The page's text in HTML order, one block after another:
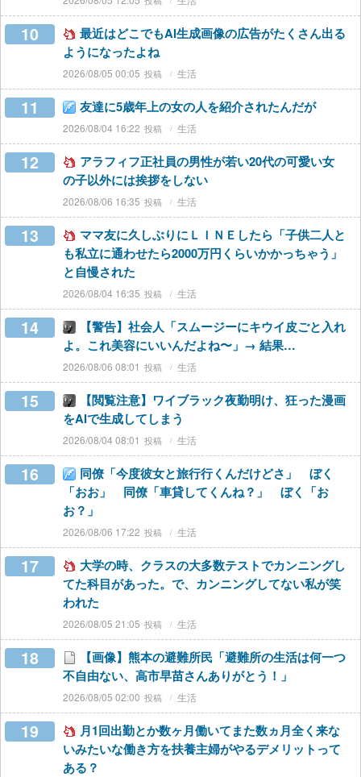
10
最近はどこでもAI生成画像の広告がたくさん出る
ようになったよね
2026/08/05 00:05 生活
11 友達に5歳年上の女の人を紹介されたんだが
2026/08/04 16:22 生活
12
アラフィフ正社員の男性が若い20代の可愛い女
の子以外には挨拶をしない
2026/08/06 16:35 生活
13
ママ友に久しぶりにＬＩＮＥしたら「子供二人と
も私立に通わせたら2000万円くらいかかっちゃう」
と自慢された
2026/08/04 16:35 生活
14
【警告】社会人「スムージーにキウイ皮ごと入れ
よ。これ美容にいいんだよね〜」→ 結果…
2026/08/06 08:01 生活
15
【閲覧注意】ワイブラック夜勤明け、狂った漫画
をAIで生成してしまう
2026/08/04 08:01 生活
16
同僚「今度彼女と旅行行くんだけどさ」 ぼく
「おお」 同僚「車貸してくんね？」 ぼく「お
お？」
2026/08/06 17:22 生活
17
大学の時、クラスの大多数テストでカンニングし
てた科目があった。で、カンニングしてない私が笑
われた
2026/08/05 21:05 生活
18
【画像】熊本の避難所民「避難所の生活は何一つ
不自由ない、高市早苗さんありがとう！」
2026/08/05 02:00 生活
19
月1回出勤とか数ヶ月働いてまた数ヵ月全く来な
いみたいな働き方を扶養主婦がやるデメリットって
ある？